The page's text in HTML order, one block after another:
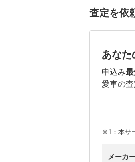
査定を依
あなた
申込み
愛車の
※1：本サ
メーカ